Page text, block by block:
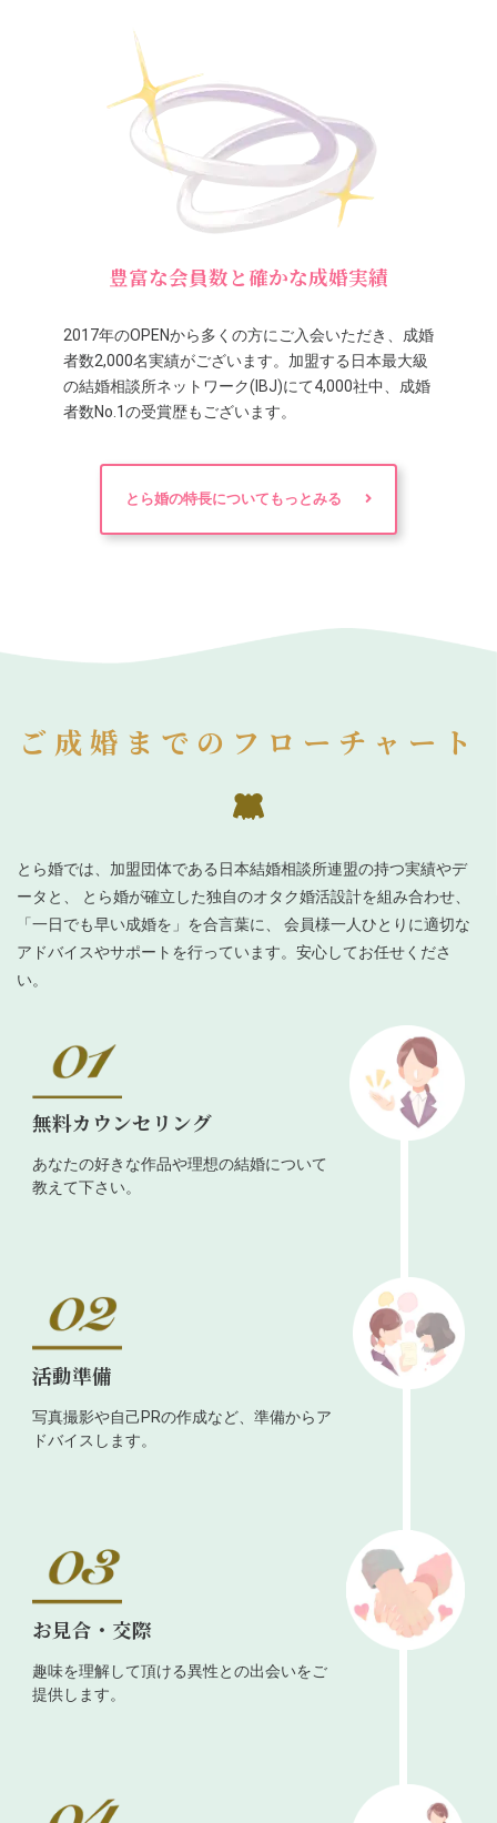
豊富な会員数と確かな成婚実績
2017年のOPENから多くの方にご入会いただき、成婚
者数2,000名実績がございます。加盟する日本最大級
の結婚相談所ネットワーク(IBJ)にて4,000社中、成婚
者数No.1の受賞歴もございます。
とら婚の特長についてもっとみる
ご成婚までのフローチャート
とら婚では、加盟団体である日本結婚相談所連盟の持つ実績やデ
ータと、 とら婚が確立した独自のオタク婚活設計を組み合わせ、
「一日でも早い成婚を」を合言葉に、 会員様一人ひとりに適切な
アドバイスやサポートを行っています。安心してお任せくださ
い。
無料カウンセリング
あなたの好きな作品や理想の結婚について
教えて下さい。
活動準備
写真撮影や自己PRの作成など、準備からア
ドバイスします。
お見合・交際
趣味を理解して頂ける異性との出会いをご
提供します。